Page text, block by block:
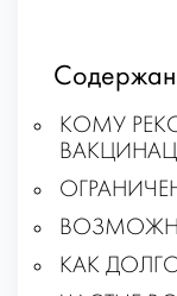
КОМУ
КАК